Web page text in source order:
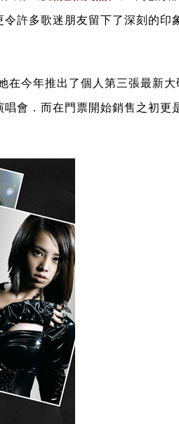
許多歌迷朋友留下了深刻的印
在今年推出了個人第三張最新大
會．而在門票開始銷售之初更